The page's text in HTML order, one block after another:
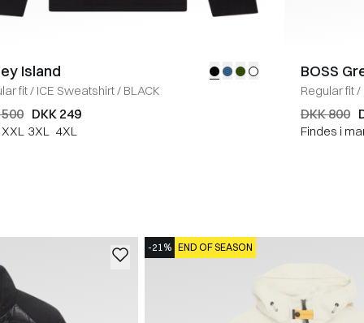
Island
fit/ ICE Sweatshirt/ BLACK
DKK 249
XXL 3XL 4XL
BOSS
Regular fit/
DKK 800
Findes i
-21% END OF SEASON